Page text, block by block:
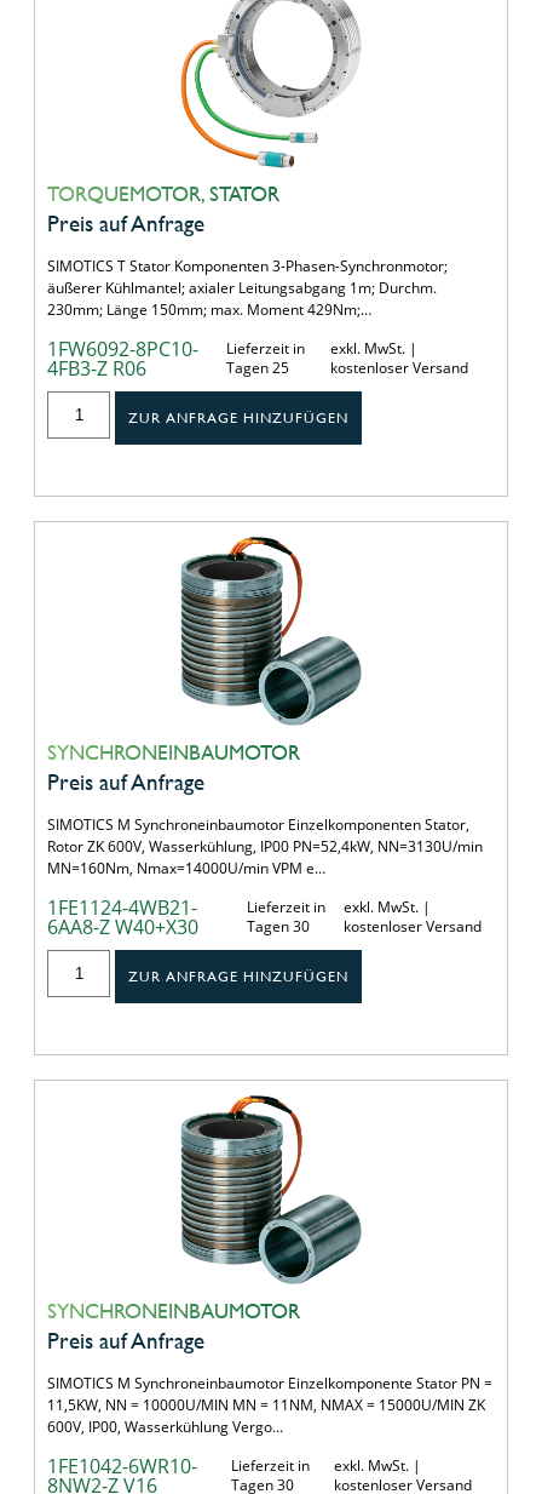
TORQUEMOTOR, STATOR
Preis auf Anfrage
SIMOTICS T Stator Komponenten 3-Phasen-Synchronmotor;
äußerer Kühlmantel; axialer Leitungsabgang 1m; Durchm.
230mm; Länge 150mm; max. Moment 429Nm;…
1FW6092-8PC10-
4FB3-Z R06
Lieferzeit in
Tagen 25
exkl. MwSt. |
kostenloser Versand
ZUR ANFRAGE HINZUFÜGEN
SYNCHRONEINBAUMOTOR
Preis auf Anfrage
SIMOTICS M Synchroneinbaumotor Einzelkomponenten Stator,
Rotor ZK 600V, Wasserkühlung, IP00 PN=52,4kW, NN=3130U/min
MN=160Nm, Nmax=14000U/min VPM e…
1FE1124-4WB21-
6AA8-Z W40+X30
Lieferzeit in
Tagen 30
exkl. MwSt. |
kostenloser Versand
ZUR ANFRAGE HINZUFÜGEN
SYNCHRONEINBAUMOTOR
Preis auf Anfrage
SIMOTICS M Synchroneinbaumotor Einzelkomponente Stator PN =
11,5KW, NN = 10000U/MIN MN = 11NM, NMAX = 15000U/MIN ZK
600V, IP00, Wasserkühlung Vergo…
1FE1042-6WR10-
8NW2-Z V16
Lieferzeit in
Tagen 30
exkl. MwSt. |
kostenloser Versand